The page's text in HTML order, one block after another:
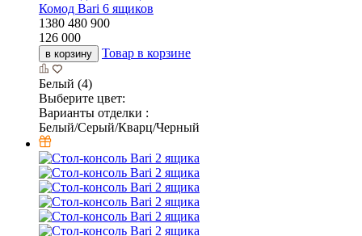
Комод Bari 6 ящиков
1380 480 900
126 000
в корзину Товар в корзине
Белый (4)
Выберите цвет:
Варианты отделки :
Белый/Серый/Кварц/Черный